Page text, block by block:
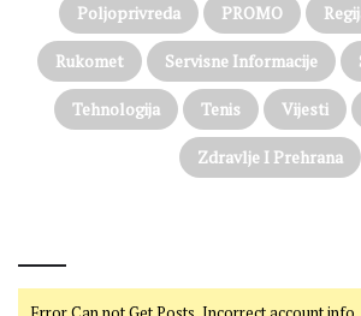
Poljoprivreda PROMO
Rukomet Servisne Informacije
Tehnologija Tenis Vijesti
Zdravlje I Prehrana